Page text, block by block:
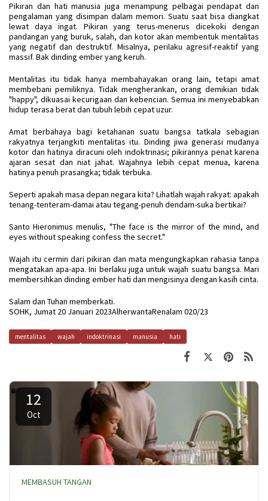
Pikiran dan hati manusia juga menampung pelbagai pendapat dan
pengalaman yang disimpan dalam memori. Suatu saat bisa diangkat
lewat daya ingat. Pikiran yang terus-menerus dicekoki dengan
pandangan yang buruk, salah, dan kotor akan membentuk mentalitas
yang negatif dan destruktif. Misalnya, perilaku agresif-reaktif yang
massif. Bak dinding ember yang keruh.
Mentalitas itu tidak hanya membahayakan orang lain, tetapi amat
membebani pemiliknya. Tidak mengherankan, orang demikian tidak
"happy", dikuasai kecurigaan dan kebencian. Semua ini menyebabkan
hidup terasa berat dan tubuh lebih cepat uzur.
Amat berbahaya bagi ketahanan suatu bangsa tatkala sebagian
rakyatnya terjangkiti mentalitas itu. Dinding jiwa generasi mudanya
kotor dan hatinya diracuni oleh indoktrinasi; pikirannya penat karena
ajaran sesat dan niat jahat. Wajahnya lebih cepat menua, karena
hatinya penuh prasangka; tidak terbuka.
Seperti apakah masa depan negara kita? Lihatlah wajah rakyat: apakah
tenang-tenteram-damai atau tegang-penuh dendam-suka bertikai?
Santo Hieronimus menulis, "The face is the mirror of the mind, and
eyes without speaking confess the secret."
Wajah itu cermin dari pikiran dan mata mengungkapkan rahasia tanpa
mengatakan apa-apa. Ini berlaku juga untuk wajah suatu bangsa. Mari
membersihkan dinding ember hati dan mengisinya dengan kasih cinta.
Salam dan Tuhan memberkati.
SOHK, Jumat 20 Januari 2023AlherwantaRenalam 020/23
mentalitas wajah indoktrinasi manusia hati
12
Oct
MEMBASUH TANGAN